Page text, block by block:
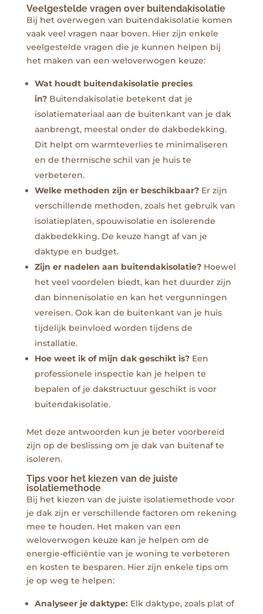
Veelgestelde vragen over buitendakisolatie
Bij het overwegen van buitendakisolatie komen
vaak veel vragen naar boven. Hier zijn enkele
veelgestelde vragen die je kunnen helpen bij
het maken van een weloverwogen keuze:
Wat houdt buitendakisolatie precies
in? Buitendakisolatie betekent dat je
isolatiemateriaal aan de buitenkant van je dak
aanbrengt, meestal onder de dakbedekking.
Dit helpt om warmteverlies te minimaliseren
en de thermische schil van je huis te
verbeteren.
Welke methoden zijn er beschikbaar? Er zijn
verschillende methoden, zoals het gebruik van
isolatieplaten, spouwisolatie en isolerende
dakbedekking. De keuze hangt af van je
daktype en budget.
Zijn er nadelen aan buitendakisolatie? Hoewel
het veel voordelen biedt, kan het duurder zijn
dan binnenisolatie en kan het vergunningen
vereisen. Ook kan de buitenkant van je huis
tijdelijk beïnvloed worden tijdens de
installatie.
Hoe weet ik of mijn dak geschikt is? Een
professionele inspectie kan je helpen te
bepalen of je dakstructuur geschikt is voor
buitendakisolatie.
Met deze antwoorden kun je beter voorbereid
zijn op de beslissing om je dak van buitenaf te
isoleren.
Tips voor het kiezen van de juiste
isolatiemethode
Bij het kiezen van de juiste isolatiemethode voor
je dak zijn er verschillende factoren om rekening
mee te houden. Het maken van een
weloverwogen keuze kan je helpen om de
energie-efficiëntie van je woning te verbeteren
en kosten te besparen. Hier zijn enkele tips om
je op weg te helpen:
Analyseer je daktype: Elk daktype, zoals plat of